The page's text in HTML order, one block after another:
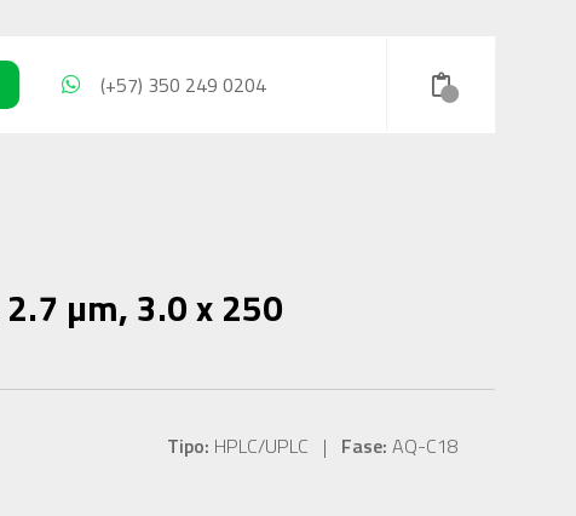
(+57) 350 249 0204
2.7 µm, 3.0 x 250
Tipo: HPLC/UPLC | Fase: AQ-C18